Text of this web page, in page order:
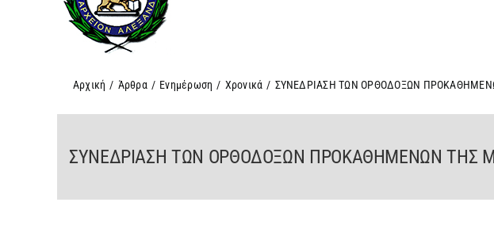
Αρχική / Άρθρα / Ενημέρωση / Χρονικά / ΣΥΝΕΔΡΙΑΣΗ ΤΩΝ ΟΡΘΟΔΟΞΩΝ
ΣΥΝΕΔΡΙΑΣΗ ΤΩΝ ΟΡΘΟΔΟΞΩΝ ΠΡΟΚΑΘΗΜΕΝΩΝ ΤΗΣ